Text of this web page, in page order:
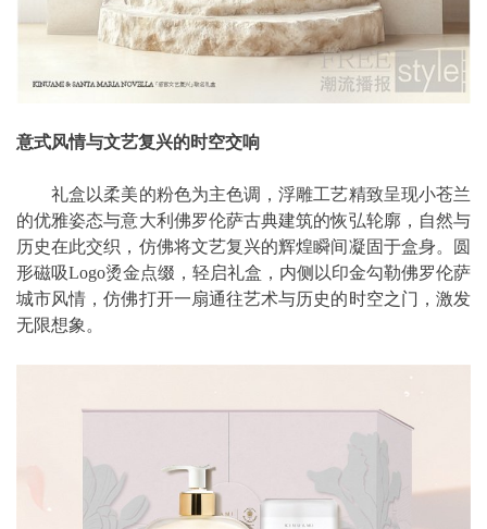
意式风情与文艺复兴的时空交响
礼盒以柔美的粉色为主色调，浮雕工艺精致呈现小苍兰
的优雅姿态与意大利佛罗伦萨古典建筑的恢弘轮廓，自然与
历史在此交织，仿佛将文艺复兴的辉煌瞬间凝固于盒身。圆
形磁吸Logo烫金点缀，轻启礼盒，内侧以印金勾勒佛罗伦萨
城市风情，仿佛打开一扇通往艺术与历史的时空之门，激发
无限想象。